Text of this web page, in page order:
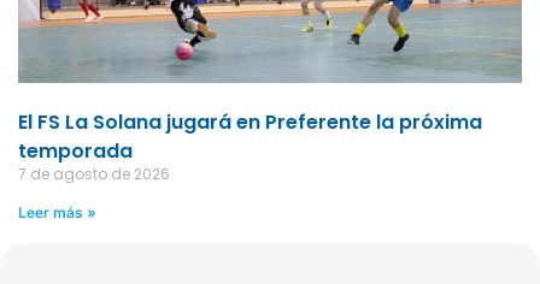
El FS La Solana jugará en Preferente la próxima
temporada
7 de agosto de 2026
Leer más »